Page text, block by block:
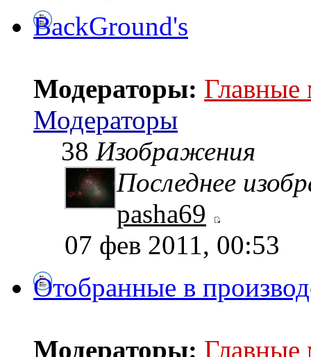
BackGround's
Модераторы: Главные
Модераторы
38 Изображения
Последнее
pasha69
07 фев 2011, 00:53
Отобранные в
Модераторы: Главные